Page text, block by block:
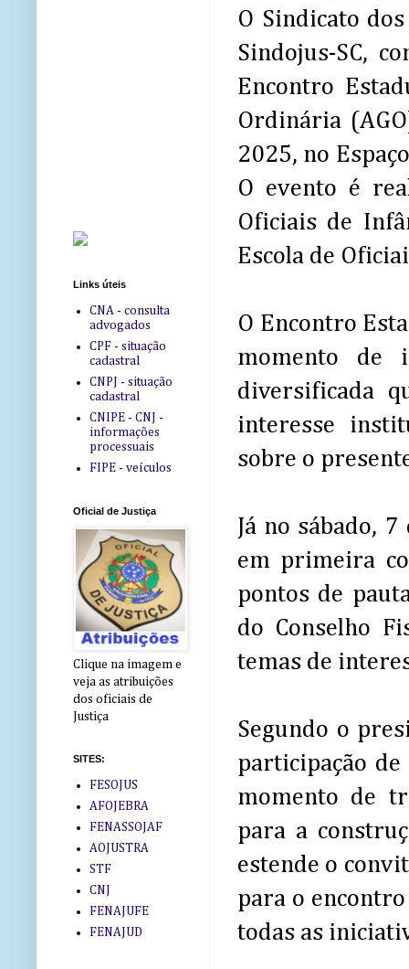
O Sindicato
Sindojus-SC,
Encontro
Ordinária
2025, no
O evento é
Oficiais de
Escola de
O Encontro
momento de
diversificada
interesse
sobre o
Já no sábado,
em primeira
pontos de
do Conselho
temas de
Segundo o
participação de
momento de
para a
estende o
para o
todas as
Links úteis
CNA - consulta
advogados
CPF - situação
cadastral
CNPJ - situação
cadastral
CNIPE - CNJ -
informações
processuais
FIPE - veículos
Oficial de Justiça
Clique na imagem e
veja as atribuições
dos oficiais de
Justiça
SITES:
FESOJUS
AFOJEBRA
FENASSOJAF
AOJUSTRA
STF
CNJ
FENAJUFE
FENAJUD